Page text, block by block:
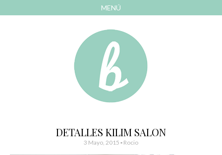
MENÚ
Bonitismos
DETALLES KILIM SALON
3 Mayo, 2015 - Rocio